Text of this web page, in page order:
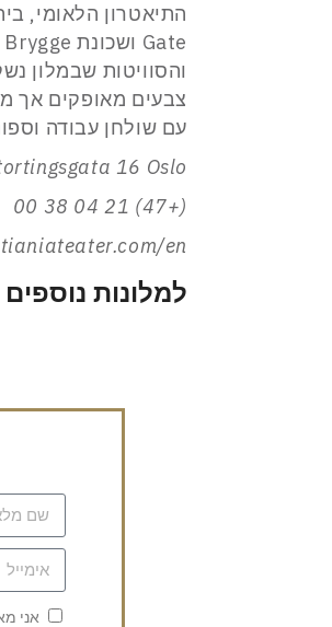
והסוויטות שבמלון
צבעים מאופקים אך
עם שולחן עבודה
16 Oslo
(+47) 21 04 38 00
en
למלונות נוספים
אני